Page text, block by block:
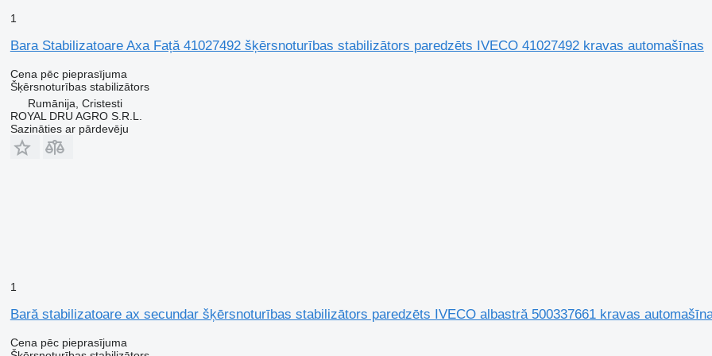
1
Bara Stabilizatoare Axa Față 41027492 šķērsnoturības stabilizātors paredzēts IVECO 41027492 kravas automašīnas
Cena pēc pieprasījuma
Šķērsnoturības stabilizātors
Rumānija, Cristesti
ROYAL DRU AGRO S.R.L.
Sazināties ar pārdevēju
1
Bară stabilizatoare ax secundar šķērsnoturības stabilizātors paredzēts IVECO albastră 500337661 kravas
Cena pēc pieprasījuma